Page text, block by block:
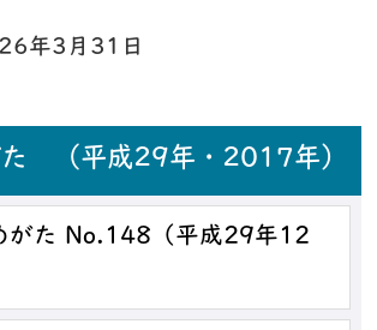
年3月31日
た （平成29年・2017年）
がた No.148（平成29年12